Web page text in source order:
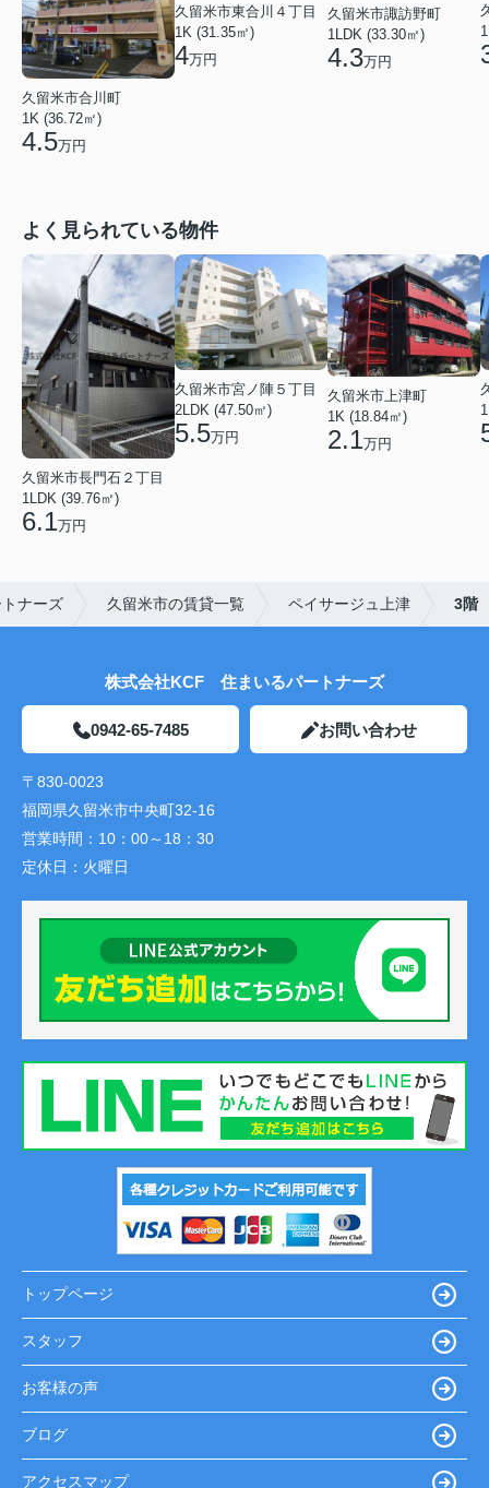
久留米市合川町
1K (36.72㎡)
4.5万円
久留米市東合川４丁目
1K (31.35㎡)
4万円
久留米市諏訪野町
1LDK (33.30㎡)
4.3万円
よく見られている物件
久留米市長門石２丁目
1LDK (39.76㎡)
6.1万円
久留米市宮ノ陣５丁目
2LDK (47.50㎡)
5.5万円
久留米市上津町
1K (18.84㎡)
2.1万円
ナーズ 久留米市の賃貸一覧 ペイサージュ上津 3階
株式会社KCF 住まいるパートナーズ
0942-65-7485 お問い合わせ
〒830-0023
福岡県久留米市中央町32-16
営業時間： 10：00～18：30
定休日： 火曜日
トップページ
スタッフ
お客様の声
ブログ
アクセスマップ